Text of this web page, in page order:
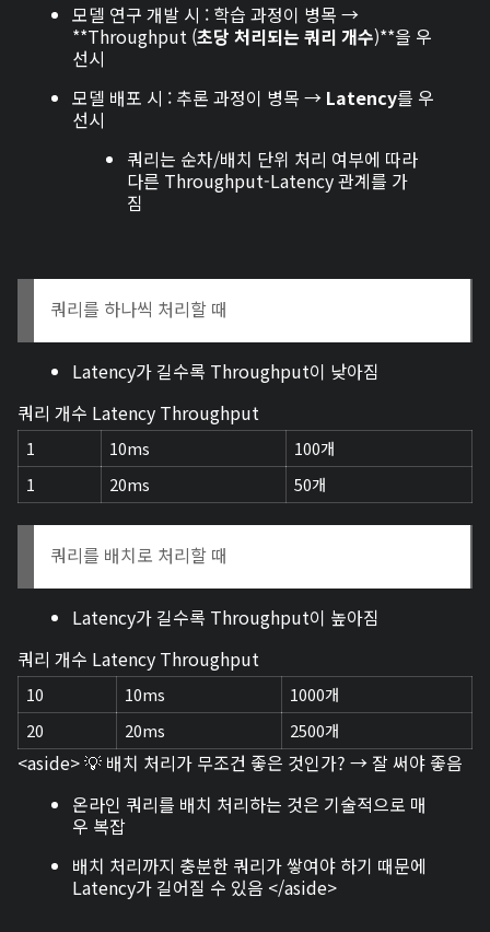
모델 연구 개발 시 : 학습 과정이 병목 →
**Throughput (초당 처리되는 쿼리 개수)**을 우
선시
모델 배포 시 : 추론 과정이 병목 → Latency를 우
선시
쿼리는 순차/배치 단위 처리 여부에 따라
다른 Throughput-Latency 관계를 가
짐
쿼리를 하나씩 처리할 때
Latency가 길수록 Throughput이 낮아짐
쿼리 개수 Latency Throughput
1 10ms
100개
1
20ms 50개
쿼리를 배치로 처리할 때
Latency가 길수록 Throughput이 높아짐
쿼리 개수 Latency Throughput
10 10ms
1000개
20
20ms 2500개
<aside> 💡 배치 처리가 무조건 좋은 것인가? → 잘 써야 좋음
온라인 쿼리를 배치 처리하는 것은 기술적으로 매
우 복잡
배치 처리까지 충분한 쿼리가 쌓여야 하기 때문에
Latency가 길어질 수 있음 </aside>